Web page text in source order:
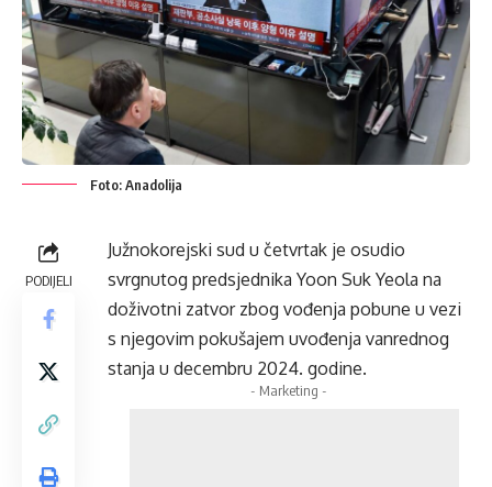
Foto: Anadolija
PODIJELI
Južnokorejski sud u četvrtak je osudio
svrgnutog predsjednika Yoon Suk Yeola na
doživotni zatvor zbog vođenja pobune u vezi
s njegovim pokušajem uvođenja vanrednog
stanja u decembru 2024. godine.
- Marketing -